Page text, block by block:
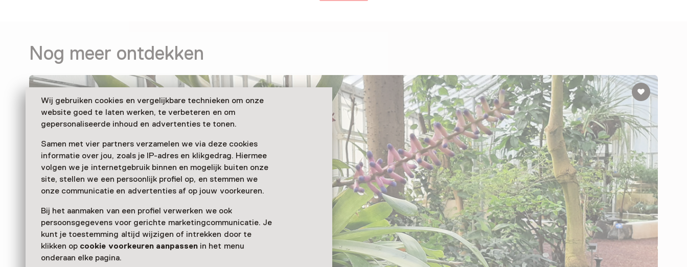
Wij gebruiken cookies en vergelijkbare technieken om onze
website goed te laten werken, te verbeteren en om
gepersonaliseerde inhoud en advertenties te tonen.
Samen met vier partners verzamelen we via deze cookies
informatie over jou, zoals je IP-adres en klikgedrag. Hiermee
volgen we je internetgebruik binnen en mogelijk buiten onze
site, stellen we een persoonlijk profiel op, en stemmen we
onze communicatie en advertenties af op jouw voorkeuren.
Bij het aanmaken van een profiel verwerken we ook
persoonsgegevens voor gerichte marketingcommunicatie. Je
kunt je toestemming altijd wijzigen of intrekken door te
klikken op cookie voorkeuren aanpassenin het menu
onderaan elke pagina.
Nog meer ontdekken